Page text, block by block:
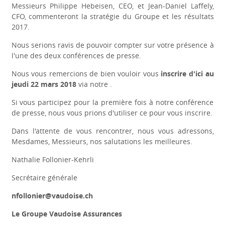
Messieurs Philippe Hebeisen, CEO, et Jean-Daniel Laffely,
CFO, commenteront la stratégie du Groupe et les résultats
2017.
Nous serions ravis de pouvoir compter sur votre présence à
l'une des deux conférences de presse.
Nous vous remercions de bien vouloir vous inscrire d'ici au
jeudi 22 mars 2018via notre .
Si vous participez pour la première fois à notre conférence
de presse, nous vous prions d'utiliser ce pour vous inscrire.
Dans l'attente de vous rencontrer, nous vous adressons,
Mesdames, Messieurs, nos salutations les meilleures.
Nathalie Follonier-Kehrli
Secrétaire générale
nfollonier@vaudoise.ch
Le Groupe Vaudoise Assurances